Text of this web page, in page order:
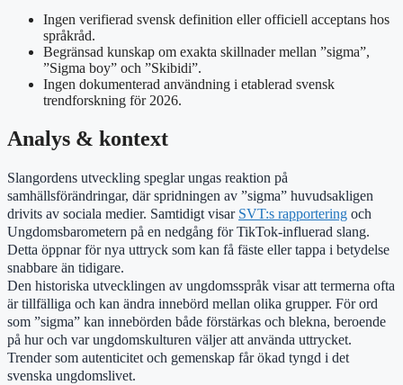
Ingen verifierad svensk definition eller officiell acceptans hos
språkråd.
Begränsad kunskap om exakta skillnader mellan ”sigma”,
”Sigma boy” och ”Skibidi”.
Ingen dokumenterad användning i etablerad svensk
trendforskning för 2026.
Analys & kontext
Slangordens utveckling speglar ungas reaktion på
samhällsförändringar, där spridningen av ”sigma” huvudsakligen
drivits av sociala medier. Samtidigt visar SVT:s rapportering och
Ungdomsbarometern på en nedgång för TikTok-influerad slang.
Detta öppnar för nya uttryck som kan få fäste eller tappa i betydelse
snabbare än tidigare.
Den historiska utvecklingen av ungdomsspråk visar att termerna ofta
är tillfälliga och kan ändra innebörd mellan olika grupper. För ord
som ”sigma” kan innebörden både förstärkas och blekna, beroende
på hur och var ungdomskulturen väljer att använda uttrycket.
Trender som autenticitet och gemenskap får ökad tyngd i det
svenska ungdomslivet.